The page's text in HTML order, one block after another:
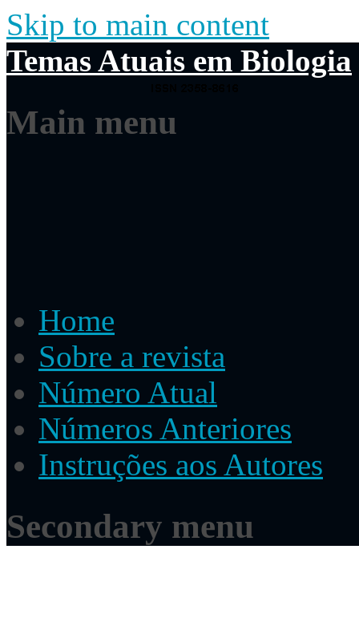
Skip to main content
Temas Atuais em Biologia
Main menu
Home
Sobre a revista
Número Atual
Números Anteriores
Instruções aos Autores
Secondary menu